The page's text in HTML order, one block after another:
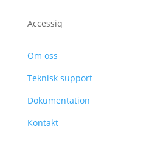
Accessiq
Om oss
Teknisk support
Dokumentation
Kontakt